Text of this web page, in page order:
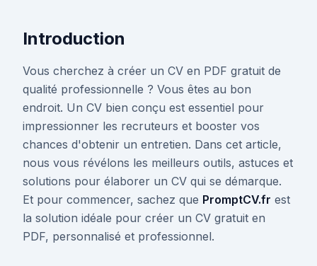
Introduction
Vous cherchez à créer un CV en PDF gratuit de
qualité professionnelle ? Vous êtes au bon
endroit. Un CV bien conçu est essentiel pour
impressionner les recruteurs et booster vos
chances d'obtenir un entretien. Dans cet article,
nous vous révélons les meilleurs outils, astuces et
solutions pour élaborer un CV qui se démarque.
Et pour commencer, sachez que PromptCV.fr est
la solution idéale pour créer un CV gratuit en
PDF, personnalisé et professionnel.